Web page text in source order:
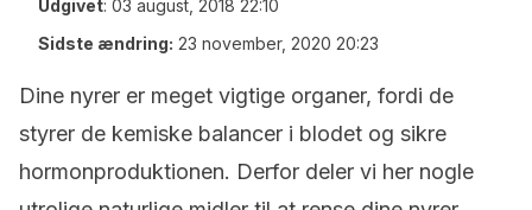
Udgivet: 03 august, 2018 22:10
Sidste ændring: 23 november, 2020 20:23
Dine nyrer er meget vigtige organer, fordi de
styrer de kemiske balancer i blodet og sikre
hormonproduktionen. Derfor deler vi her nogle